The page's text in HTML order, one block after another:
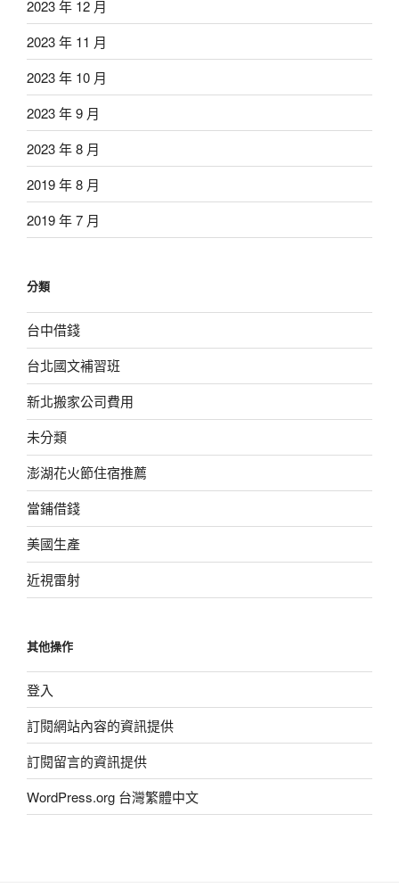
2023 年 12 月
2023 年 11 月
2023 年 10 月
2023 年 9 月
2023 年 8 月
2019 年 8 月
2019 年 7 月
分類
台中借錢
台北國文補習班
新北搬家公司費用
未分類
澎湖花火節住宿推薦
當鋪借錢
美國生產
近視雷射
其他操作
登入
訂閱網站內容的資訊提供
訂閱留言的資訊提供
WordPress.org 台灣繁體中文